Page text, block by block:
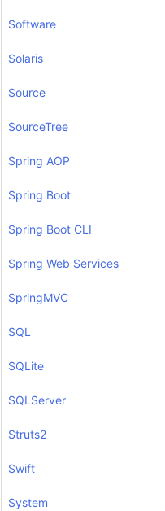
Software
Solaris
Source
SourceTree
Spring AOP
Spring Boot
Spring Boot CLI
Spring Web Services
SpringMVC
SQL
SQLite
SQLServer
Struts2
Swift
System